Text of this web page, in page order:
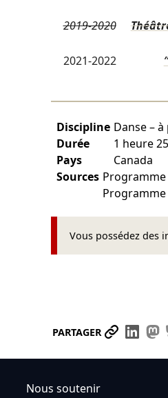
2019-2020
2021-2022
Discipline Danse –
Durée
1 heure 25
Pays
Canada
Sources Programme
Vous possédez des
PARTAGER
Nous soutenir